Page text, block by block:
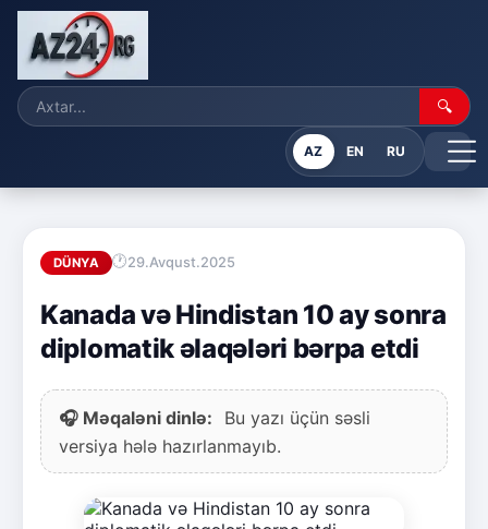
🔍
AZ EN RU
DÜNYA 29.Avqust.2025
Kanada və Hindistan 10 ay sonra
diplomatik əlaqələri bərpa etdi
🎧 Məqaləni dinlə:
Bu yazı üçün səsli
versiya hələ hazırlanmayıb.